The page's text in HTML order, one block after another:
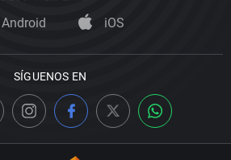
Android iOS
SÍGUENOS EN